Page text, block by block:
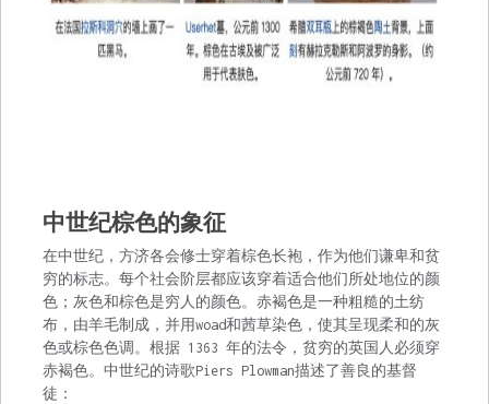
中世纪棕色的象征
在中世纪，方济各会修士穿着棕色长袍，作为他们谦卑和贫
穷的标志。每个社会阶层都应该穿着适合他们所处地位的颜
色；灰色和棕色是穷人的颜色。赤褐色是一种粗糙的土纺
布，由羊毛制成，并用woad和茜草染色，使其呈现柔和的灰
色或棕色色调。根据 1363 年的法令，贫穷的英国人必须穿
赤褐色。中世纪的诗歌Piers Plowman描述了善良的基督
徒：